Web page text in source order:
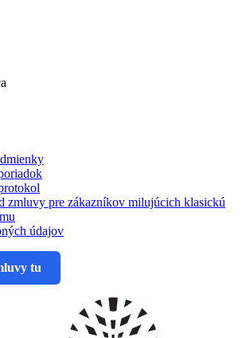
zmluvy pre zákazníkov milujúcich klasickú
údajov
tu